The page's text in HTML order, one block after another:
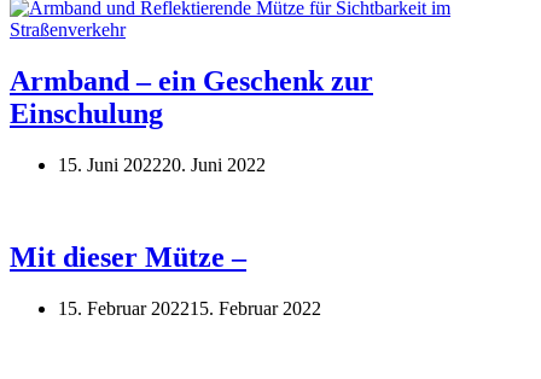
Armband – ein Geschenk zur
Einschulung
15. Juni 202220. Juni 2022
Mit dieser Mütze –
15. Februar 202215. Februar 2022